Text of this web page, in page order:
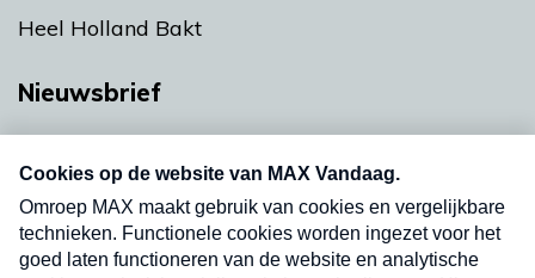
Heel Holland Bakt
Nieuwsbrief
nieuwsbrief. Elke vrijdag- en dinsdagochtend in
uw mailbox.
Verzend